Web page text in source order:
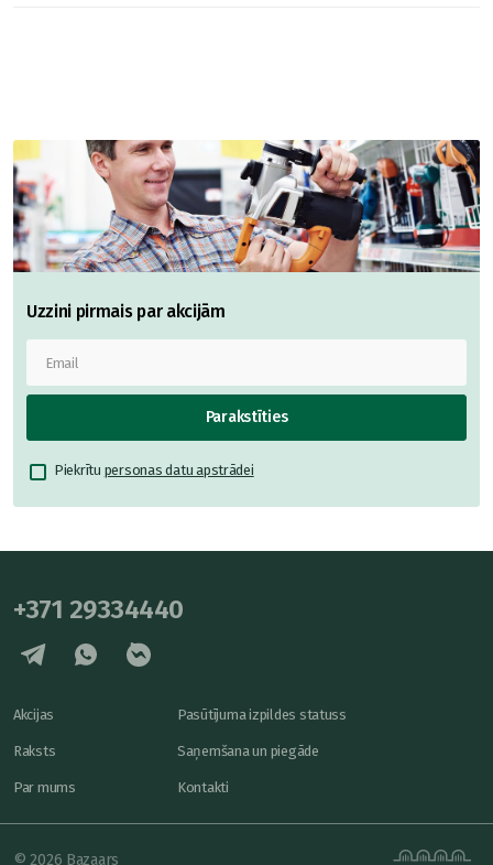
Uzzini pirmais par akcijām
Parakstīties
Piekrītu personas datu apstrādei
+371 29334440
Akcijas
Raksts
Par mums
Pasūtījuma izpildes statuss
Saņemšana un piegāde
Kontakti
© 2026 Bazaars